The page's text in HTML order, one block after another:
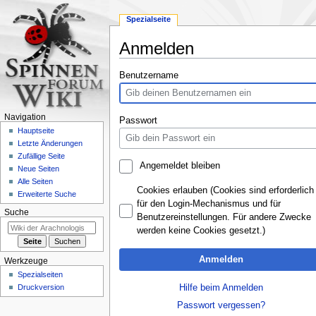
Anmelden
Zur
Navigation
springen
Zur
Suche
springen
Benutzername
Passwort
Angemeldet bleiben
Cookies erlauben (Cookies sind erforderlich
für den Login-Mechanismus und für
Benutzereinstellungen. Für andere Zwecke
werden keine Cookies gesetzt.)
Anmelden
Hilfe beim Anmelden
Passwort vergessen?
Spezialseite
Navigation
Hauptseite
Letzte Änderungen
Zufällige Seite
Neue Seiten
Alle Seiten
Erweiterte Suche
Suche
Werkzeuge
Spezialseiten
Druckversion